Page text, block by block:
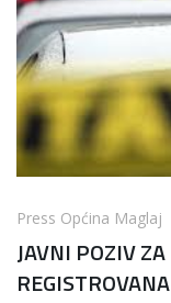
Press Općina
JAVNI POZIV